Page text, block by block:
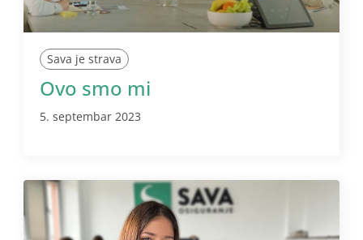
Sava je strava
Ovo smo mi
5. septembar 2023